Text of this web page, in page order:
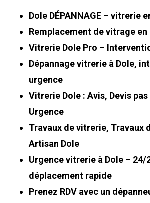
Dole DÉPANNAGE – vitrerie
Remplacement de vitrage en
Vitrerie Dole Pro –
Dépannage vitrerie à Dole,
urgence
Vitrerie Dole : Avis, Devis
Urgence
Travaux de vitrerie, Travaux
Artisan Dole
Urgence vitrerie à Dole – 24/
déplacement rapide
Prenez RDV avec un